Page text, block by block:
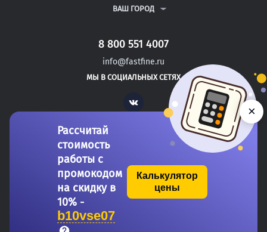
ПОЛИТИКА КОНФИДЕНЦИАЛЬНОСТИ
КОНТАКТЫ
ВАШ ГОРОД
САНКТ-ПЕТЕРБУРГ
УРЮПИНСК
САФОНОВО
8 800 551 4007
info@fastfine.ru
МЫ В СОЦИАЛЬНЫХ СЕТЯХ
Vk
Copyright 2011-2026 FastFine.ru
Рассчитай
стоимость
работы с
промокодом
на скидку в
10% -
b10vse07
Калькулятор
цены
×